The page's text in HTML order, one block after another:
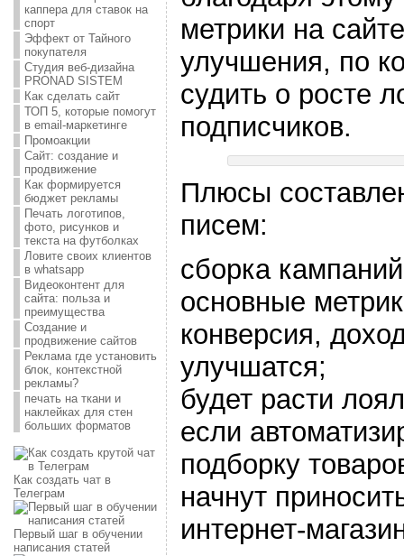
каппера для ставок на
спорт
Эффект от Тайного
покупателя
Студия веб-дизайна
PRONAD SISTEM
Как сделать сайт
ТОП 5, которые помогут
в email-маркетинге
Промоакции
Сайт: создание и
продвижение
Как формируется
бюджет рекламы
Печать логотипов,
фото, рисунков и
текста на футболках
Ловите своих клиентов
в whatsapp
Видеоконтент для
сайта: польза и
преимущества
Создание и
продвижение сайтов
Реклама где установить
блок, контекстной
рекламы?
печать на ткани и
наклейках для стен
больших форматов
Как создать чат в
Телеграм
Первый шаг в обучении
написания статей
метрики на
улучшения, по
судить о росте
подписчиков.
Плюсы
писем:
сборка
основные
конверсия,
улучшатся;
будет расти
если
подборку
начнут
интернет-